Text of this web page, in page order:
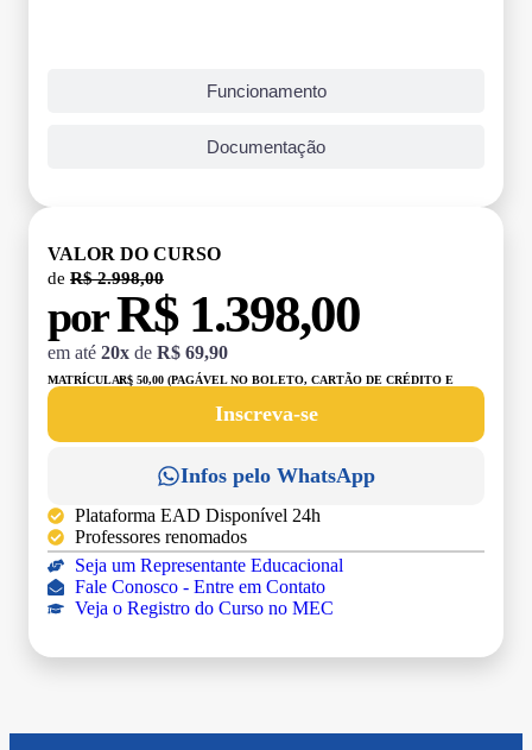
Funcionamento
Documentação
VALOR DO CURSO
de R$ 2.998,00
porR$ 1.398,00
em até 20x de R$ 69,90
MATRÍCULA:R$ 50,00 (PAGÁVEL NO BOLETO, CARTÃO DE CRÉDITO E
Inscreva-se
Infos pelo WhatsApp
Plataforma EAD Disponível 24h
Professores renomados
Seja um Representante Educacional
Fale Conosco - Entre em Contato
Veja o Registro do Curso no MEC